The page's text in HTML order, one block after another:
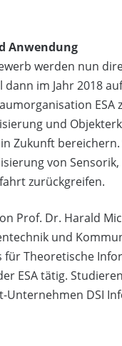
Anwendung
werden nun
dann im Jahr 2018
und
Zukunft
von
zurückgreifen.
Prof. Dr. Harald
und
Theoretische
ESA tätig.
Unternehmen DSI